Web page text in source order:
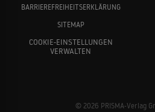
BARRIEREFREIHEITSERKLÄRUNG
SITEMAP
COOKIE-EINSTELLUNGEN
VERWALTEN
© 2026 PRISMA-Verlag